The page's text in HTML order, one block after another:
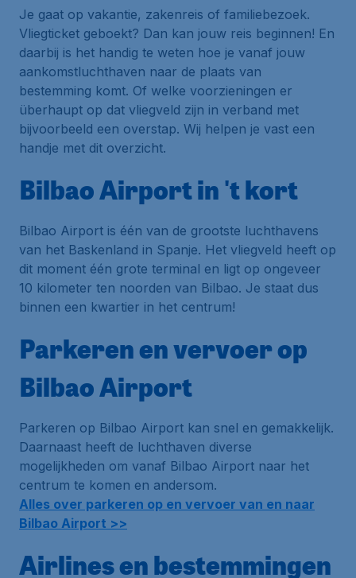
Je gaat op vakantie, zakenreis of familiebezoek.
Vliegticket geboekt? Dan kan jouw reis beginnen! En
daarbij is het handig te weten hoe je vanaf jouw
aankomstluchthaven naar de plaats van
bestemming komt. Of welke voorzieningen er
überhaupt op dat vliegveld zijn in verband met
bijvoorbeeld een overstap. Wij helpen je vast een
handje met dit overzicht.
Bilbao Airport in 't kort
Bilbao Airport is één van de grootste luchthavens
van het Baskenland in Spanje. Het vliegveld heeft op
dit moment één grote terminal en ligt op ongeveer
10 kilometer ten noorden van Bilbao. Je staat dus
binnen een kwartier in het centrum!
Parkeren en vervoer op
Bilbao Airport
Parkeren op Bilbao Airport kan snel en gemakkelijk.
Daarnaast heeft de luchthaven diverse
mogelijkheden om vanaf Bilbao Airport naar het
centrum te komen en andersom.
Alles over parkeren op en vervoer van en naar
Bilbao Airport >>
Airlines en bestemmingen